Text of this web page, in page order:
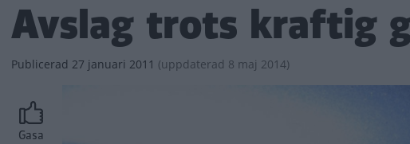
Avslag trots kraftig
Publicerad 27 januari 2011 (uppdaterad 8 maj 2014)
Gasa